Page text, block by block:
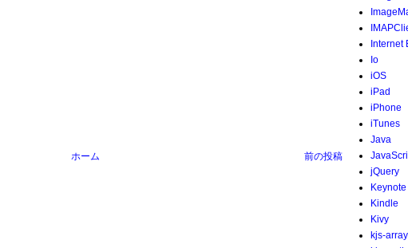
前の投稿
ホーム
Internet
Io
iOS
iPad
iPhone
iTunes
Java
jQuery
Keynote
Kindle
Kivy
kjs-array